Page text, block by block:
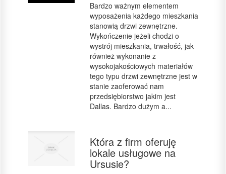
Bardzo ważnym elementem
wyposażenia każdego mieszkania
stanowią drzwi zewnętrzne.
Wykończenie jeżeli chodzi o
wystrój mieszkania, trwałość, jak
również wykonanie z
wysokojakościowych materiałów
tego typu drzwi zewnętrzne jest w
stanie zaoferować nam
przedsiębiorstwo jakim jest
Dallas. Bardzo dużym a...
Która z firm oferuję
lokale usługowe na
Ursusie?